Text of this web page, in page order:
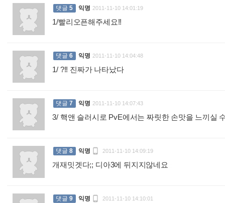
댓글 5 익명 2011-11-10 14:01:19
1/빨리오픈해주세요!!
댓글 6 익명 2011-11-10 14:04:48
1/ ?!! 진짜가 나타났다
댓글 7 익명 2011-11-10 14:07:43
3/ 핵앤 슬러시로 PvE에서는 짜릿한 손맛을 느끼실
댓글 8 익명  2011-11-10 14:09:19
개재밋겟다;; 디아3에 뒤지지않네요
댓글 9 익명  2011-11-10 14:10:01